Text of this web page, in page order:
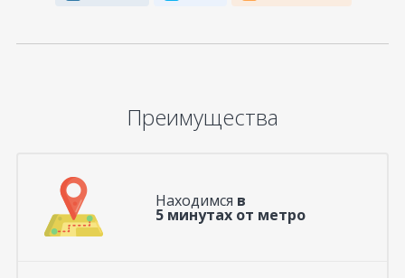
Преимущества
Находимся в
5 минутах от метро